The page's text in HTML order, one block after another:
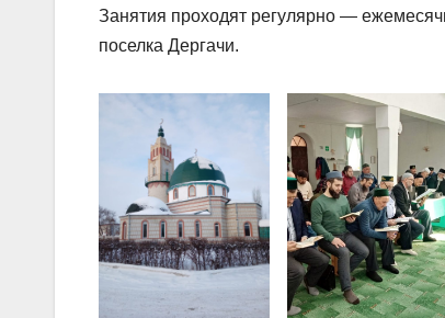
Занятия проходят регулярно —
поселка Дергачи.